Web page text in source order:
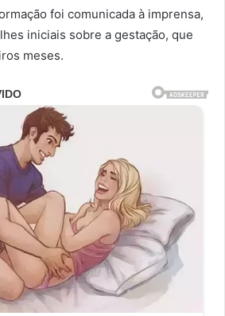
foi comunicada à imprensa,
iniciais sobre a gestação, que
meses.